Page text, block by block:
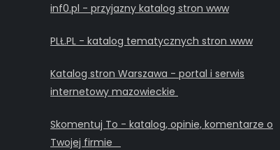
inf0.pl - przyjazny katalog stron www
PLŁ.PL - katalog tematycznych stron www
Katalog stron Warszawa - portal i serwis
internetowy mazowieckie
Skomentuj To - katalog, opinie, komentarze o
Twojej firmie